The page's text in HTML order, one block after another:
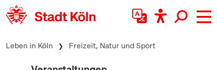
zum Inhalt springen
Leben in Köln Freizeit, Natur und Sport